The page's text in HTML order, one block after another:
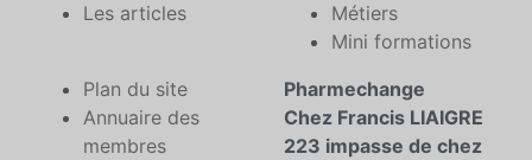
Les articles
Métiers
Mini formations
Plan du site
Annuaire des
membres
Pharmechange
Chez Francis LIAIGRE
223 impasse de chez